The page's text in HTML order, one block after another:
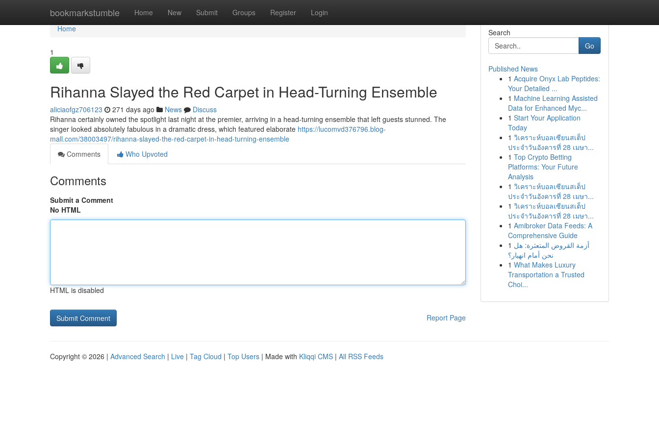
bookmarkstumble Home New Submit Groups Register Login
Home
Home
1
Rihanna Slayed the Red Carpet in Head-Turning Ensemble
aliciaofgz706123 271 days ago News
Discuss
Rihanna certainly owned the spotlight last night at the premier, arriving in a head-turning ensemble that left guests stunned. The
singer looked absolutely fabulous in a dramatic dress, which featured elaborate https://lucomvd376796.blog-
mall.com/38003497/rihanna-slayed-the-red-carpet-in-head-turning-ensemble
Comments
Who Upvoted
Comments
Submit a Comment
No HTML
HTML is disabled
Report Page
Search
Go
Published News
1 Acquire Onyx Lab Peptides:
Your Detailed ...
1 Machine Learning Assisted
Data for Enhanced Myc...
1 Start Your Application
Today
1 วิเคราะห์บอลเซียนสเต็ป
ประจำวันอังคารที่ 28 เมษา...
1 Top Crypto Betting
Platforms: Your Future
Analysis
1 วิเคราะห์บอลเซียนสเต็ป
ประจำวันอังคารที่ 28 เมษา...
1 วิเคราะห์บอลเซียนสเต็ป
ประจำวันอังคารที่ 28 เมษา...
1 Amibroker Data Feeds: A
Comprehensive Guide
1 أزمة القروض المتعثرة: هل
نحن أمام انهيار؟
1 What Makes Luxury
Transportation a Trusted
Choi...
Copyright © 2026 | Advanced Search | Live | Tag Cloud | Top Users | Made with Kliqqi CMS | All RSS Feeds